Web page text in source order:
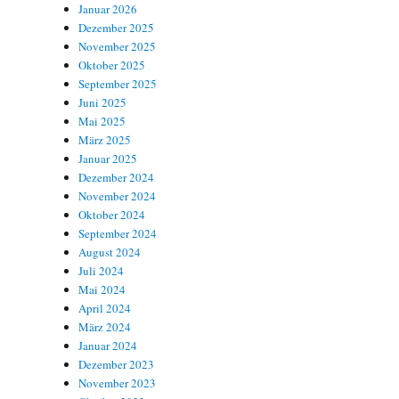
Januar 2026
Dezember 2025
November 2025
Oktober 2025
September 2025
Juni 2025
Mai 2025
März 2025
Januar 2025
Dezember 2024
November 2024
Oktober 2024
September 2024
August 2024
Juli 2024
Mai 2024
April 2024
März 2024
Januar 2024
Dezember 2023
November 2023